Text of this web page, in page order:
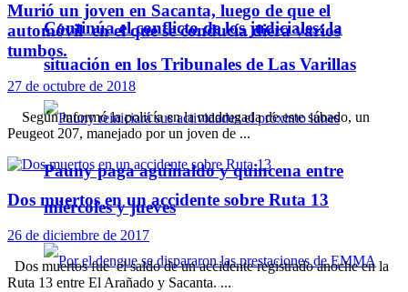
Continúa el conflicto de los judiciales: la
situación en los Tribunales de Las Varillas
Pauny paga aguinaldo y quincena entre
miércoles y jueves
Murió un joven en Sacanta, luego de que el
automóvil en el que se conducía diera varios
tumbos.
27 de octubre de 2018
Según informó la policía en la madrugada de este sábado, un
Peugeot 207, manejado por un joven de ...
Dos muertos en un accidente sobre Ruta 13
26 de diciembre de 2017
Dos muertos fue el saldo de un accidente registrado anoche en la
Ruta 13 entre El Arañado y Sacanta. ...